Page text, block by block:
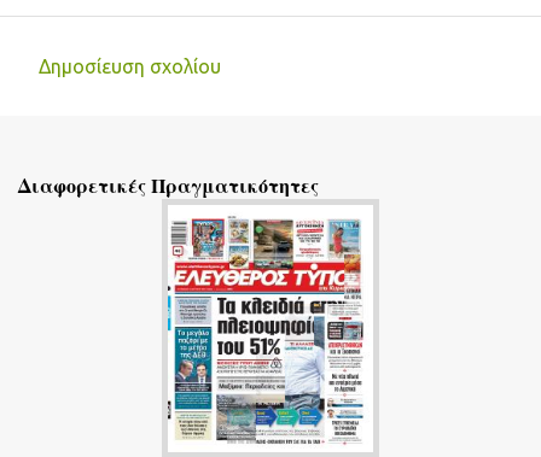
λ
Δημοσίευση σχολίου
Διαφορετικές Πραγματικότητες